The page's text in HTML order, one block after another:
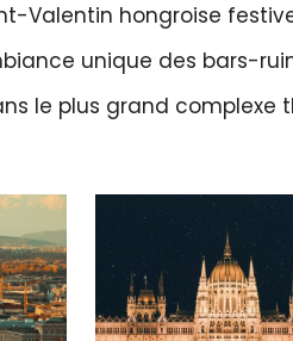
Valentin hongroise
unique des bars-
le plus grand complexe